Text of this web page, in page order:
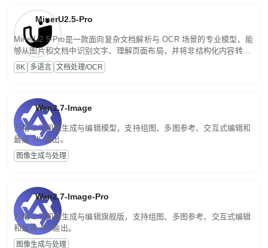
MinerU2.5-Pro
MinerU2.5-Pro是一款面向复杂文档解析与 OCR 场景的专业模型，能
够从图片和文档中识别文字、理解页面布局，并将非结构化内容转换
为便于存储、检索和二次处理的结构化结果。
8K 多语言 文档处理/OCR
Wan2.7-Image
万相 2.7 图像生成与编辑模型，支持组图、多图参考、交互式编辑和
最高 2K 输出。
图像生成与处理
Wan2.7-Image-Pro
万相 2.7 图像生成与编辑旗舰版，支持组图、多图参考、交互式编辑
和最高 4K 输出。
图像生成与处理